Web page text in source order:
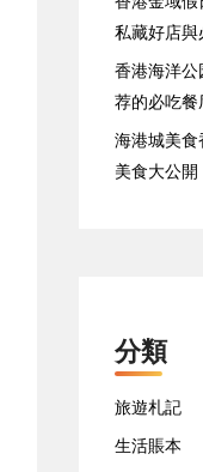
私藏好店與
香港海洋
荐的必吃
海港城美
美食大公開
分類
旅遊札記
生活賬本